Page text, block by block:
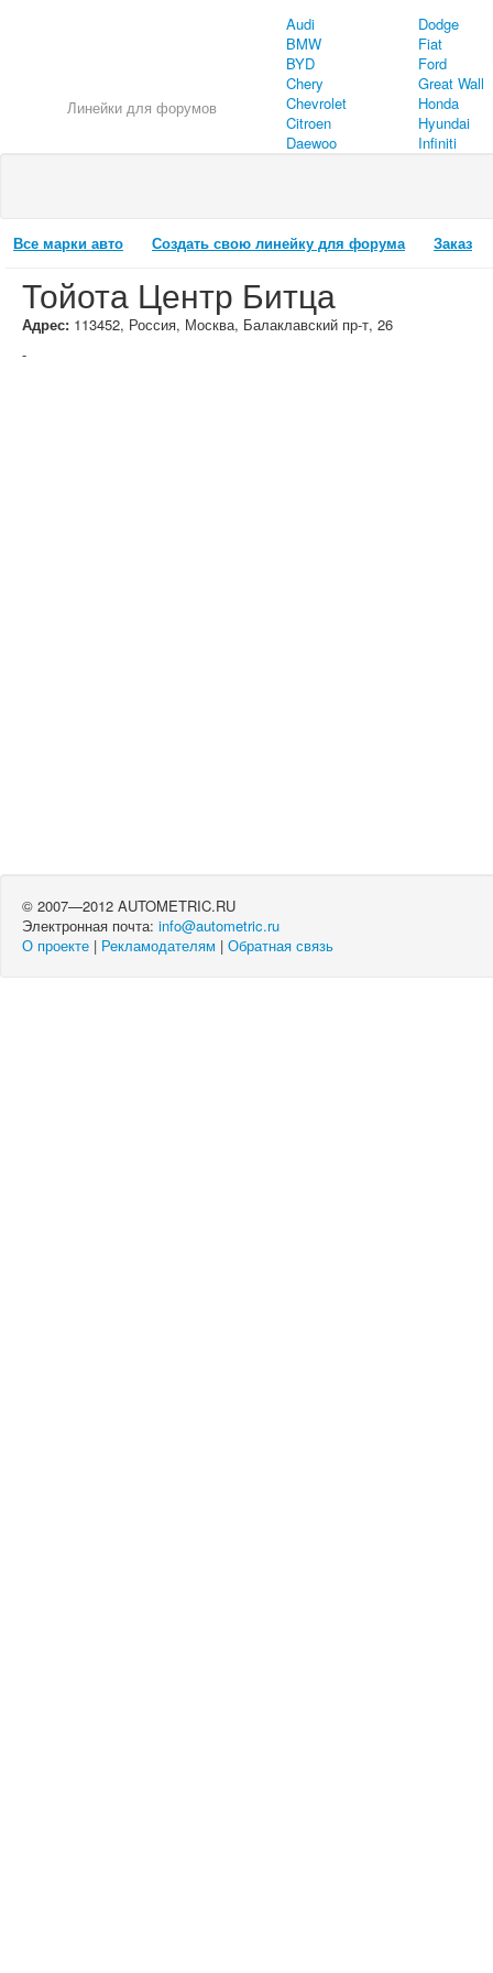
Линейки для форумов
Audi
BMW
BYD
Chery
Chevrolet
Citroen
Daewoo
Dodge
Fiat
Ford
Great Wall
Honda
Hyundai
Infiniti
Все марки авто Создать свою линейку для форума Заказ
Тойота Центр Битца
Адрес: 113452, Россия, Москва, Балаклавский пр-т, 26
-
© 2007—2012 AUTOMETRIC.RU
Электронная почта: info@autometric.ru
О проекте | Рекламодателям | Обратная связь